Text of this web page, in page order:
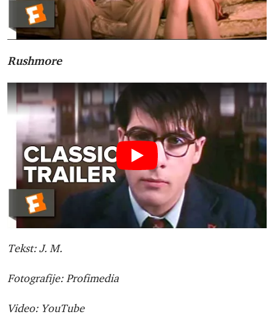
Rushmore
Tekst: J. M.
Fotografije: Profimedia
Video: YouTube